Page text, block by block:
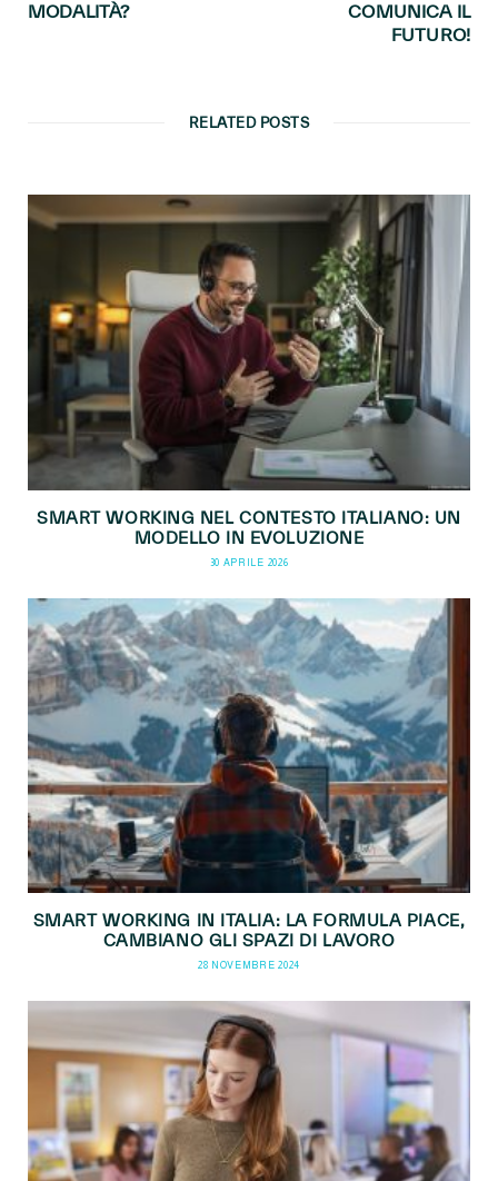
MODALITÀ?
COMUNICA IL
FUTURO!
RELATED POSTS
SMART WORKING NEL CONTESTO ITALIANO: UN
MODELLO IN EVOLUZIONE
30 APRILE 2026
SMART WORKING IN ITALIA: LA FORMULA PIACE,
CAMBIANO GLI SPAZI DI LAVORO
28 NOVEMBRE 2024